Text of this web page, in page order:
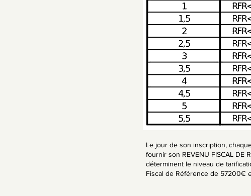
Le jour de son inscription,
fournir son REVENU FISCAL DE
déterminent le niveau de
Fiscal de Référence de 57200€